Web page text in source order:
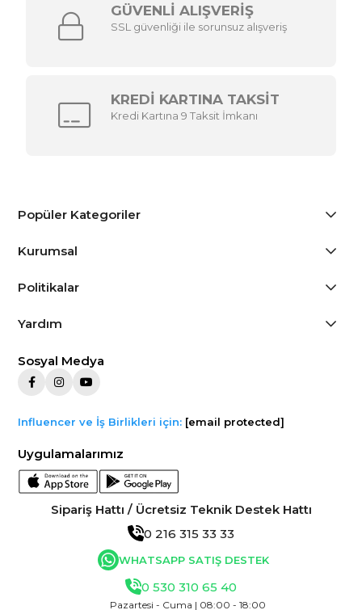
GÜVENLİ ALIŞVERİŞ
SSL güvenliği ile sorunsuz alışveriş
KREDİ KARTINA TAKSİT
Kredi Kartına 9 Taksit İmkanı
Popüler Kategoriler
Kurumsal
Politikalar
Yardım
Sosyal Medya
Influencer ve İş Birlikleri için: [email protected]
Uygulamalarımız
Sipariş Hattı / Ücretsiz Teknik Destek Hattı
0 216 315 33 33
WHATSAPP SATIŞ DESTEK
0 530 310 65 40
Pazartesi - Cuma | 08:00 - 18:00